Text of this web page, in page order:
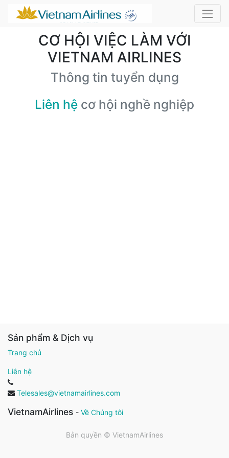
CƠ HỘI VIỆC LÀM VỚI
VIETNAM AIRLINES
Thông tin tuyển dụng
Liên hệ cơ hội nghề nghiệp
Sản phẩm & Dịch vụ
Trang chủ
Liên hệ
Telesales@vietnamairlines.com
VietnamAirlines - Về Chúng tôi
Bản quyền © VietnamAirlines